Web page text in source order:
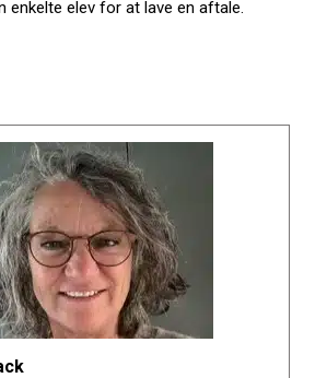
enkelte elev for at lave en aftale.